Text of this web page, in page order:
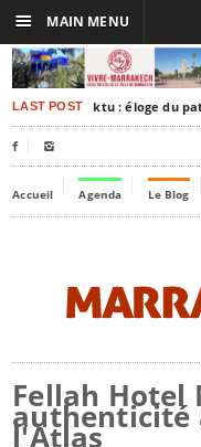
LAST POSTTimbuktu : éloge du
 
Accueil Agenda Le Blog
Fellah Hotel
authenticité
l'Atlas
☰ MAIN MENU